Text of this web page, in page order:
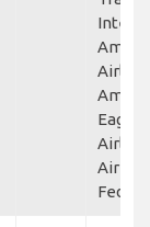
Eagle,
Air
FedEx